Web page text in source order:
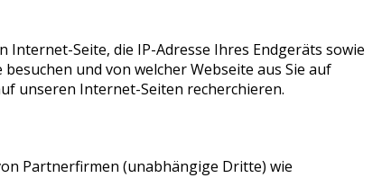
Seite, die IP-Adresse Ihres Endgeräts sowie
und von welcher Webseite aus Sie auf
unseren Internet-Seiten recherchieren.
Partnerfirmen (unabhängige Dritte) wie